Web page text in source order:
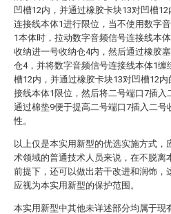
凹槽12内，并通过橡胶卡块13对凹槽
连接线本体1进行限位，当不使用数字
1本体时，拉动数字音频信号连接线本
收纳进一号收纳仓4内，然后通过橡胶
仓4，并将数字音频信号连接线本体1缠
槽12内，并通过橡胶卡块13对凹槽12
接线本体1限位，然后将二号端口7插入
通过棉垫9便于提高二号端口7插入二号
性。
以上仅是本实用新型的优选实施方式，
术领域的普通技术人员来说，在不脱离
前提下，还可以做出若干改进和润饰，
应视为本实用新型的保护范围。
本实用新型中其他未详述部分均属于现